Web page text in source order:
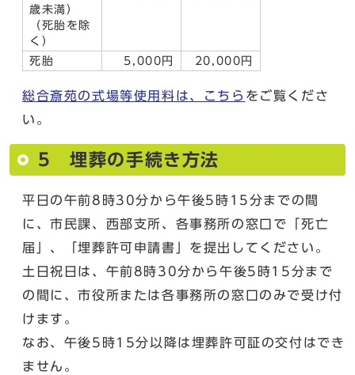
歳未満）
（死胎を除
く）
死胎 5,000円 20,000円
総合斎苑の式場等使用料は、こちら をご覧くださ
い。
5 埋葬の手続き方法
平日の午前8時30分から午後5時15分までの間
に、市民課、西部支所、各事務所の窓口で「死亡
届」、「埋葬許可申請書」を提出してください。
土日祝日は、午前8時30分から午後5時15分まで
の間に、市役所または各事務所の窓口のみで受け付
けます。
なお、午後5時15分以降は埋葬許可証の交付はでき
ません。